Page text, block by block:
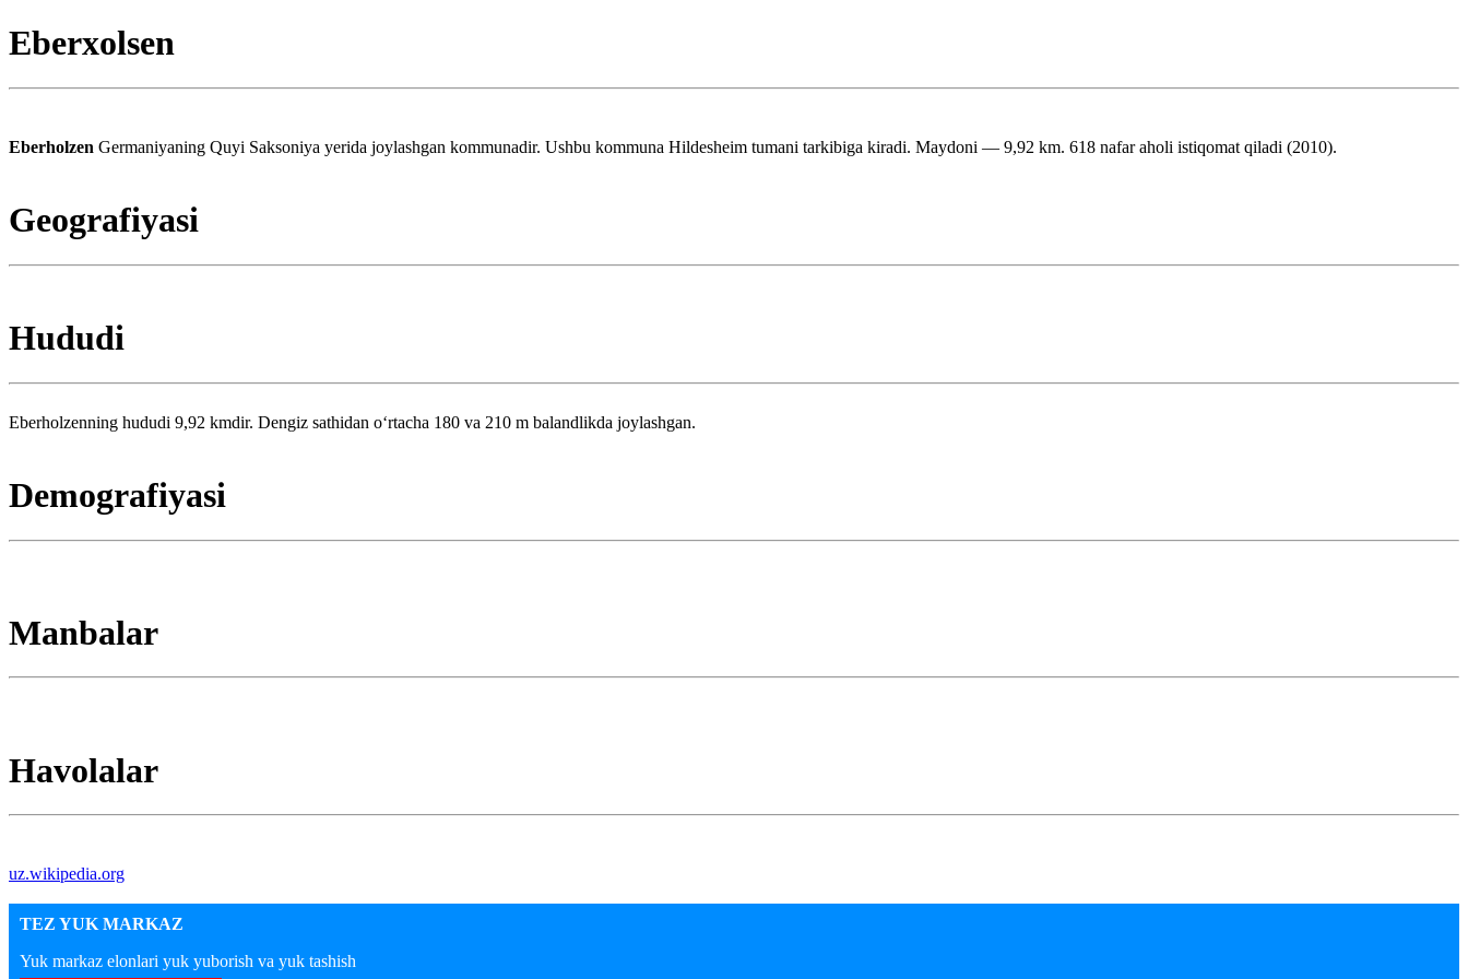
Eberxolsen
Eberholzen Germaniyaning Quyi Saksoniya yerida joylashgan kommunadir. Ushbu kommuna Hildesheim tumani tarkibiga kiradi. Maydoni — 9,92 km. 618 nafar aholi istiqomat qiladi (2010).
Geografiyasi
Hududi
Eberholzenning hududi 9,92 kmdir. Dengiz sathidan oʻrtacha 180 va 210 m balandlikda joylashgan.
Demografiyasi
Manbalar
Havolalar
uz.wikipedia.org
TEZ YUK MARKAZ
Yuk markaz elonlari yuk yuborish va yuk tashish